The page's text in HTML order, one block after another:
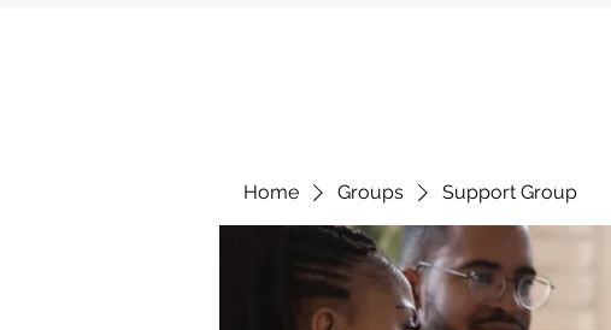
Home Groups Support Group